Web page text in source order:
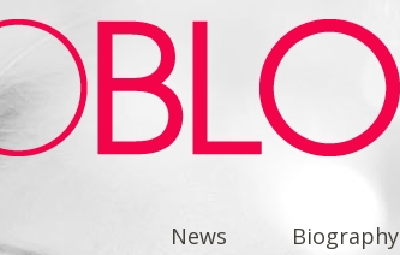
News Biography